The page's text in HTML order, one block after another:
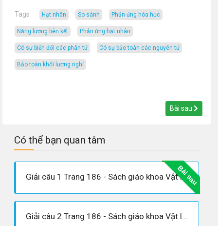
Tags hạt nhân So sánh phản ứng hóa học
năng lượng liên kết phản ứng hạt nhân
có sự biến đổi các phân tử có sự bảo toàn các nguyên tử
bảo toàn khối lượng nghỉ
Bài sau
Có thể bạn quan tâm
Bài sau
Giải câu 1 Trang 186 - Sách giáo khoa Vật lí 12
Giải câu 2 Trang 186 - Sách giáo khoa Vật lí 12